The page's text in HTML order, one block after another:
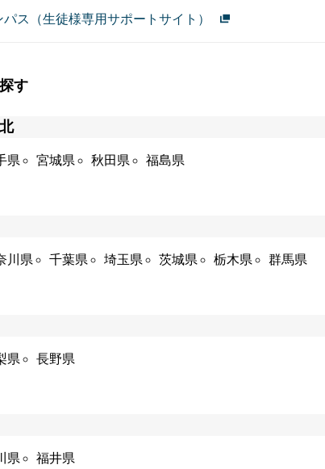
ス（生徒様専用サポートサイト）
す
県 宮城県 秋田県 福島県
川県 千葉県 埼玉県 茨城県 栃木県 群馬県
県 長野県
県 福井県